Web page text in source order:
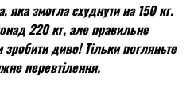
яка змогла схуднути на 150 кг.
220 кг, але правильне
диво! Тільки погляньте
перевтілення.